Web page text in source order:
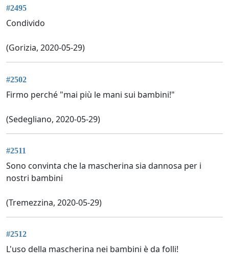
#2495
Condivido
(Gorizia, 2020-05-29)
#2502
Firmo perché "mai più le mani sui bambini!"
(Sedegliano, 2020-05-29)
#2511
Sono convinta che la mascherina sia dannosa per i
nostri bambini
(Tremezzina, 2020-05-29)
#2512
L'uso della mascherina nei bambini è da folli!